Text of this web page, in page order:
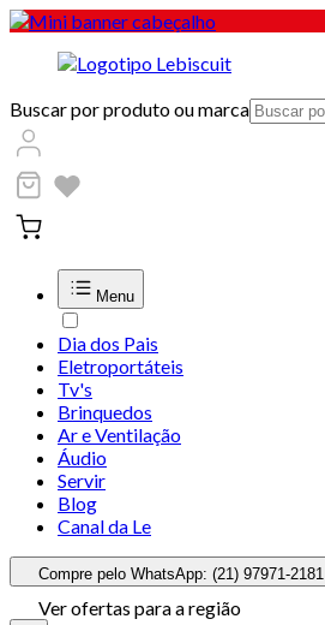
Buscar por produto ou marca
Menu
Dia dos Pais
Eletroportáteis
Tv's
Brinquedos
Ar e Ventilação
Áudio
Servir
Blog
Canal da Le
Compre pelo WhatsApp: (21) 97971-2181
Ver ofertas para a região